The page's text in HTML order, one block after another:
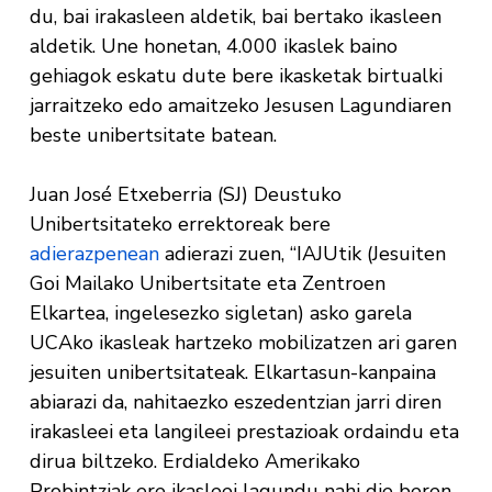
du, bai irakasleen aldetik, bai bertako ikasleen
aldetik. Une honetan, 4.000 ikaslek baino
gehiagok eskatu dute bere ikasketak birtualki
jarraitzeko edo amaitzeko Jesusen Lagundiaren
beste unibertsitate batean.
Juan José Etxeberria (SJ) Deustuko
Unibertsitateko errektoreak bere
adierazpeneanadierazi zuen, “IAJUtik (Jesuiten
Goi Mailako Unibertsitate eta Zentroen
Elkartea, ingelesezko sigletan) asko garela
UCAko ikasleak hartzeko mobilizatzen ari garen
jesuiten unibertsitateak. Elkartasun-kanpaina
abiarazi da, nahitaezko eszedentzian jarri diren
irakasleei eta langileei prestazioak ordaindu eta
dirua biltzeko. Erdialdeko Amerikako